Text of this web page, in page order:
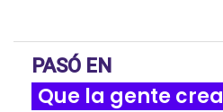
PASÓ EN
Que la gente crea